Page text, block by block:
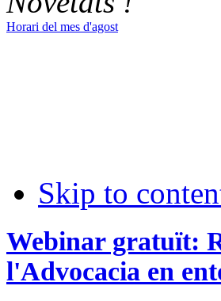
Horari del mes d'agost
Skip to
Webinar gratuït:
l'Advocacia en